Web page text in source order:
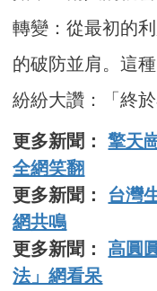
轉變：從最初的
的破防並肩。這
紛紛大讚：「終
更多新聞：擎天
全網笑翻
更多新聞： 台灣
網共鳴
更多新聞：高圓
法」網看呆